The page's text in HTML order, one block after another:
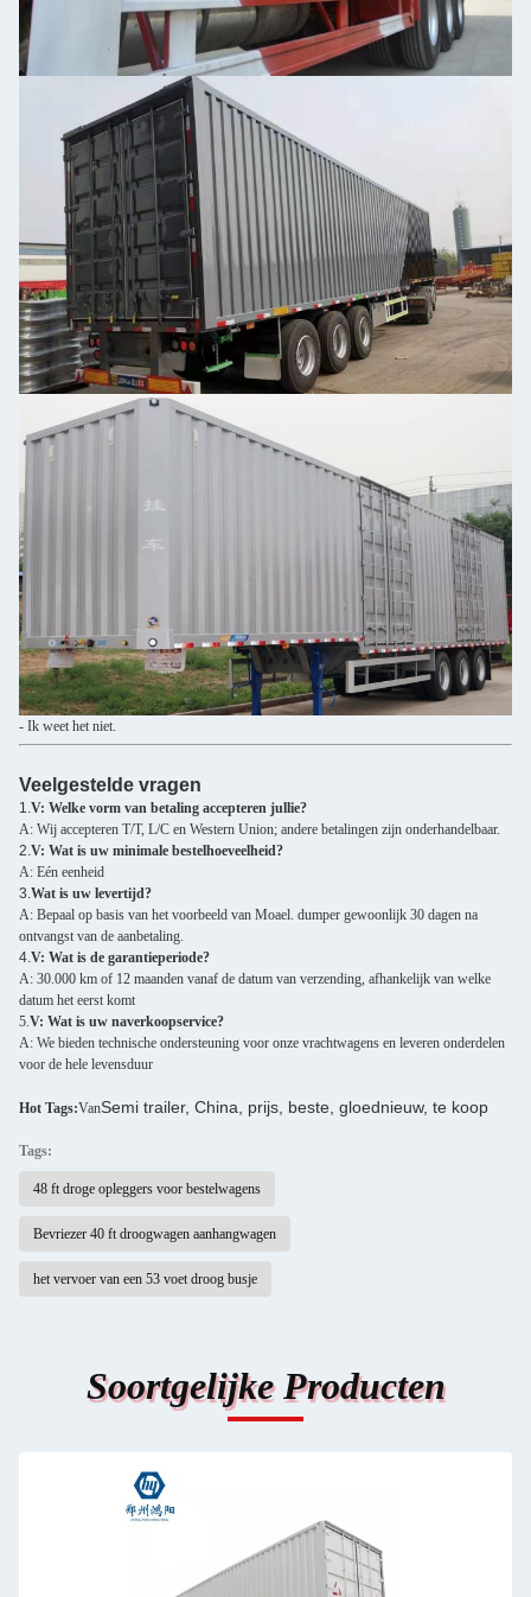
- Ik weet het niet.
Veelgestelde vragen
1. V: Welke vorm van betaling accepteren jullie?
A: Wij accepteren T/T, L/C en Western Union; andere betalingen zijn onderhandelbaar.
2. V: Wat is uw minimale bestelhoeveelheid?
A: Eén eenheid
3. Wat is uw levertijd?
A: Bepaal op basis van het voorbeeld van Moael. dumper gewoonlijk 30 dagen na
ontvangst van de aanbetaling.
4. V: Wat is de garantieperiode?
A: 30.000 km of 12 maanden vanaf de datum van verzending, afhankelijk van welke
datum het eerst komt
5. V: Wat is uw naverkoopservice?
A: We bieden technische ondersteuning voor onze vrachtwagens en leveren onderdelen
voor de hele levensduur
Hot Tags:VanSemi trailer, China, prijs, beste, gloednieuw, te koop
Tags:
48 ft droge opleggers voor bestelwagens
Bevriezer 40 ft droogwagen aanhangwagen
het vervoer van een 53 voet droog busje
Soortgelijke Producten